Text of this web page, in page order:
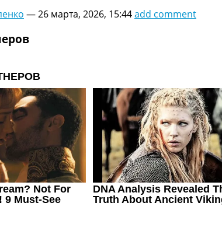
Мира
Премьер-Лига
Лига
Лига
Ла Лига
>>>
групп Чемпионата Мира
Лига
—26 марта, 2026, 15:44add comment